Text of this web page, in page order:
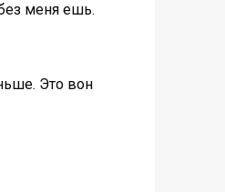
меня ешь.
Это вон